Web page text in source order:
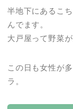
半地下にあるこ
んでます。
大戸屋って野菜
この日も女性が
ラ。